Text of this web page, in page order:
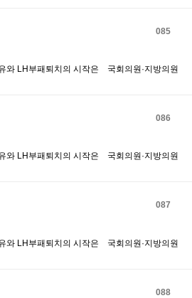
085
와 LH부패퇴치의 시작은 국회의원·지방의원
086
와 LH부패퇴치의 시작은 국회의원·지방의원
087
와 LH부패퇴치의 시작은 국회의원·지방의원
088